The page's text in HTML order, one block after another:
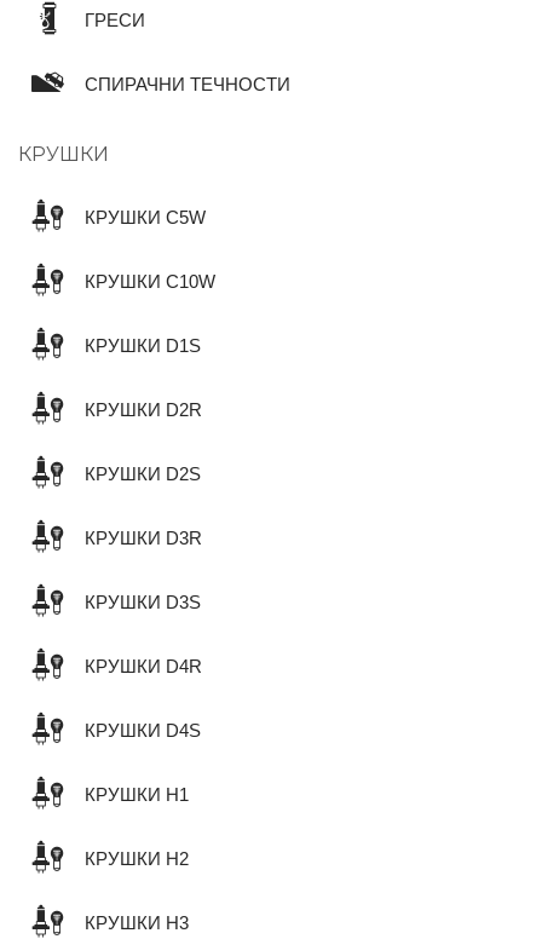
ГРЕСИ
СПИРАЧНИ ТЕЧНОСТИ
КРУШКИ
КРУШКИ C5W
КРУШКИ C10W
КРУШКИ D1S
КРУШКИ D2R
КРУШКИ D2S
КРУШКИ D3R
КРУШКИ D3S
КРУШКИ D4R
КРУШКИ D4S
КРУШКИ H1
КРУШКИ H2
КРУШКИ H3